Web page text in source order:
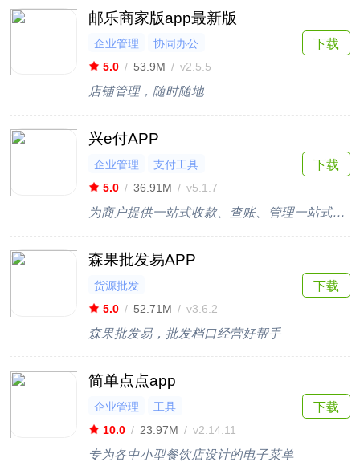
邮乐商家版app最新版
企业管理
协同办公
5.0 / 53.9M / v2.5.5
店铺管理，随时随地
下载
兴e付APP
企业管理
支付工具
5.0 / 36.91M / v5.1.7
为商户提供一站式收款、查账、管理一站式服务
下载
森果批发易APP
货源批发
5.0 / 52.71M / v3.6.2
森果批发易，批发档口经营好帮手
下载
简单点点app
企业管理
工具
10.0 / 23.97M / v2.14.11
专为各中小型餐饮店设计的电子菜单
下载